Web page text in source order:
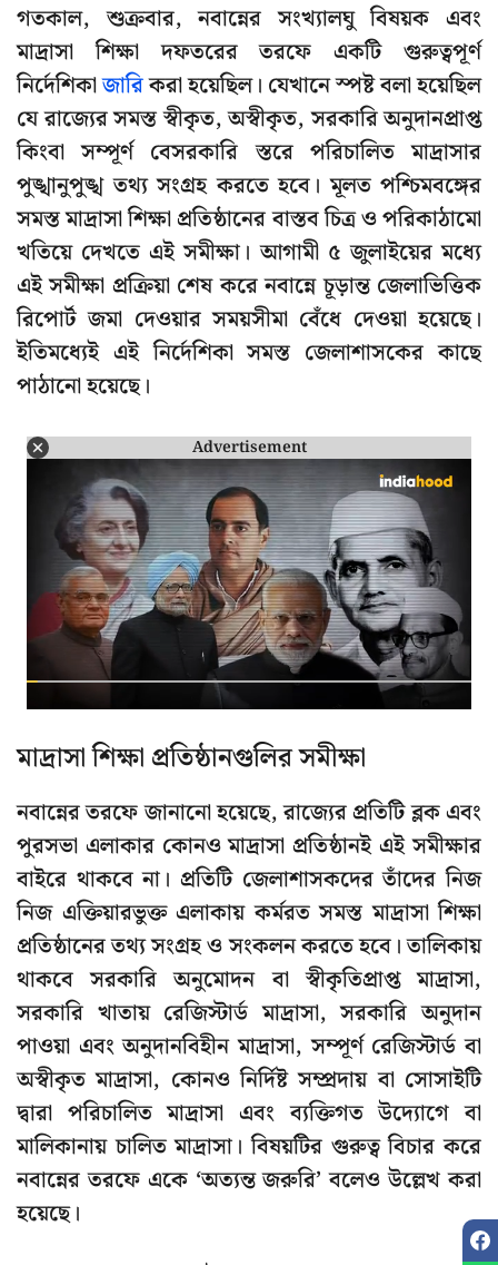
গতকাল, শুক্রবার, নবান্নের সংখ্যালঘু বিষয়ক এবং
মাদ্রাসা শিক্ষা দফতরের তরফে একটি গুরুত্বপূর্ণ
নির্দেশিকাজারিকরা হয়েছিল। যেখানে স্পষ্ট বলা হয়েছিল
যে রাজ্যের সমস্ত স্বীকৃত, অস্বীকৃত, সরকারি অনুদানপ্রাপ্ত
কিংবা সম্পূর্ণ বেসরকারি স্তরে পরিচালিত মাদ্রাসার
পুঙ্খানুপুঙ্খ তথ্য সংগ্রহ করতে হবে। মূলত পশ্চিমবঙ্গের
সমস্ত মাদ্রাসা শিক্ষা প্রতিষ্ঠানের বাস্তব চিত্র ও পরিকাঠামো
খতিয়ে দেখতে এই সমীক্ষা। আগামী ৫ জুলাইয়ের মধ্যে
এই সমীক্ষা প্রক্রিয়া শেষ করে নবান্নে চূড়ান্ত জেলাভিত্তিক
রিপোর্ট জমা দেওয়ার সময়সীমা বেঁধে দেওয়া হয়েছে।
ইতিমধ্যেই এই নির্দেশিকা সমস্ত জেলাশাসকের কাছে
পাঠানো হয়েছে।
Advertisement
মাদ্রাসা শিক্ষা প্রতিষ্ঠানগুলির সমীক্ষা
নবান্নের তরফে জানানো হয়েছে, রাজ্যের প্রতিটি ব্লক এবং
পুরসভা এলাকার কোনও মাদ্রাসা প্রতিষ্ঠানই এই সমীক্ষার
বাইরে থাকবে না। প্রতিটি জেলাশাসকদের তাঁদের নিজ
নিজ এক্তিয়ারভুক্ত এলাকায় কর্মরত সমস্ত মাদ্রাসা শিক্ষা
প্রতিষ্ঠানের তথ্য সংগ্রহ ও সংকলন করতে হবে। তালিকায়
থাকবে সরকারি অনুমোদন বা স্বীকৃতিপ্রাপ্ত মাদ্রাসা,
সরকারি খাতায় রেজিস্টার্ড মাদ্রাসা, সরকারি অনুদান
পাওয়া এবং অনুদানবিহীন মাদ্রাসা, সম্পূর্ণ রেজিস্টার্ড বা
অস্বীকৃত মাদ্রাসা, কোনও নির্দিষ্ট সম্প্রদায় বা সোসাইটি
দ্বারা পরিচালিত মাদ্রাসা এবং ব্যক্তিগত উদ্যোগে বা
মালিকানায় চালিত মাদ্রাসা। বিষয়টির গুরুত্ব বিচার করে
নবান্নের তরফে একে ‘অত্যন্ত জরুরি’ বলেও উল্লেখ করা
হয়েছে।